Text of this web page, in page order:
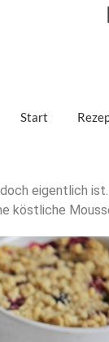
Start
eigentlich
köstliche